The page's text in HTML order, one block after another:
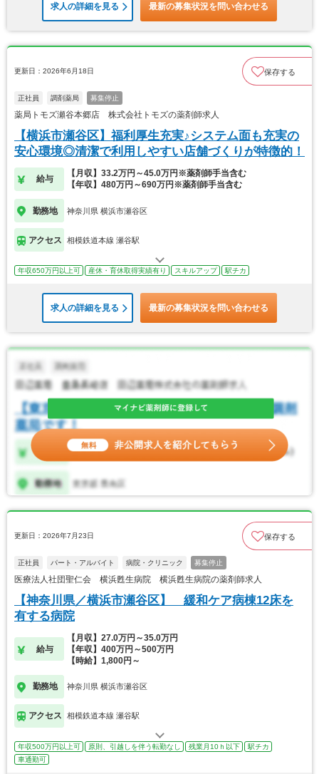
求人の詳細を見る 最新の募集状況を問い合わせる
更新日：2026年6月18日 保存する
正社員 調剤薬局 募集停止
薬局トモズ瀬谷本郷店 株式会社トモズの薬剤師求人
【横浜市瀬谷区】福利厚生充実♪システム面も充実の
安心環境◎清潔で利用しやすい店舗づくりが特徴的！
給与
【月収】33.2万円～45.0万円※薬剤師手当含む
【年収】480万円～690万円※薬剤師手当含む
勤務地 神奈川県 横浜市瀬谷区
アクセス 相模鉄道本線 瀬谷駅
年収650万円以上可 産休・育休取得実績有り スキルアップ 駅チカ
求人の詳細を見る 最新の募集状況を問い合わせる
更新日：2026年7月23日 保存する
正社員 パート・アルバイト 病院・クリニック 募集停止
医療法人社団聖仁会 横浜甦生病院 横浜甦生病院の薬剤師求人
【神奈川県／横浜市瀬谷区】 緩和ケア病棟12床を
有する病院
給与
【月収】27.0万円～35.0万円
【年収】400万円～500万円
【時給】1,800円～
勤務地 神奈川県 横浜市瀬谷区
アクセス 相模鉄道本線 瀬谷駅
年収500万円以上可 原則、引越しを伴う転勤なし 残業月10ｈ以下
駅チカ
車通勤可